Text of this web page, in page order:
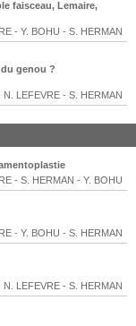
faisceau, Lemaire,
- Y. BOHU - S. HERMAN
du genou ?
N. LEFEVRE - S. HERMAN
- S. HERMAN - Y. BOHU
- Y. BOHU - S. HERMAN
N. LEFEVRE - S. HERMAN